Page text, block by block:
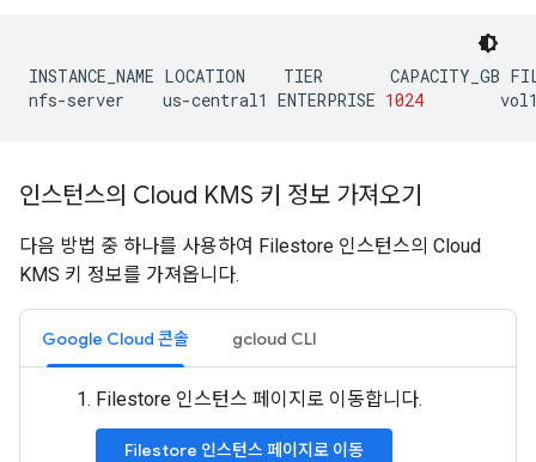
INSTANCE_NAME LOCATION TIER CAPACITY_GB
nfs-server
us-central1 ENTERPRISE 1024
인스턴스의 Cloud KMS 키 정보 가져오기
다음 방법 중 하나를 사용하여 Filestore 인스턴스의 Cloud
KMS 키 정보를 가져옵니다.
Google Cloud 콘솔 gcloud CLI
Filestore 인스턴스 페이지로 이동합니다.
Filestore 인스턴스 페이지로 이동